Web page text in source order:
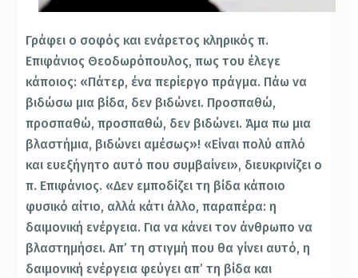
Γράφει ο σοφός και ενάρετος κληρικός π.
Επιφάνιος Θεοδωρόπουλος, πως του έλεγε
κάποιος: «Πάτερ, ένα περίεργο πράγμα. Πάω να
βιδώσω μια βίδα, δεν βιδώνει. Προσπαθώ,
προσπαθώ, προσπαθώ, δεν βιδώνει. Άμα πω μια
βλαστήμια, βιδώνει αμέσως»! «Είναι πολύ απλό
και ευεξήγητο αυτό που συμβαίνει», διευκρινίζει ο
π. Επιφάνιος. «Δεν εμποδίζει τη βίδα κάποιο
φυσικό αίτιο, αλλά κάτι άλλο, παραπέρα: η
δαιμονική ενέργεια. Για να κάνει τον άνθρωπο να
βλαστημήσει. Απ’ τη στιγμή που θα γίνει αυτό, η
δαιμονική ενέργεια φεύγει απ’ τη βίδα και